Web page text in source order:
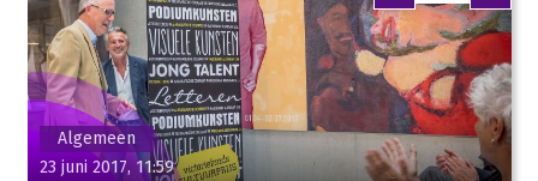
Algemeen
23 juni 2017, 11:59